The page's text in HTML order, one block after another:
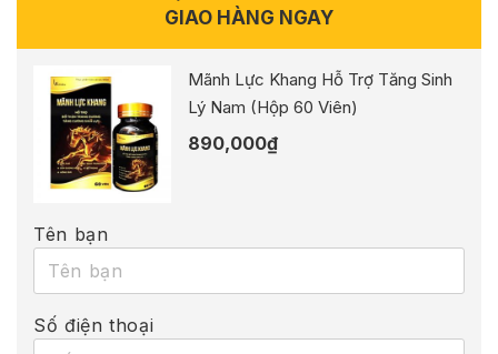
GIAO HÀNG NGAY
Mãnh Lực Khang Hỗ Trợ Tăng Sinh
Lý Nam (Hộp 60 Viên)
890,000₫
Tên bạn
Số điện thoại